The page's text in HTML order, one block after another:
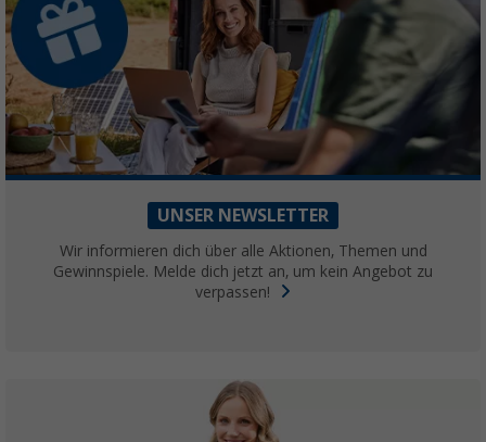
UNSER NEWSLETTER
Wir informieren dich über alle Aktionen, Themen und
Gewinnspiele. Melde dich jetzt an, um kein Angebot zu
verpassen!